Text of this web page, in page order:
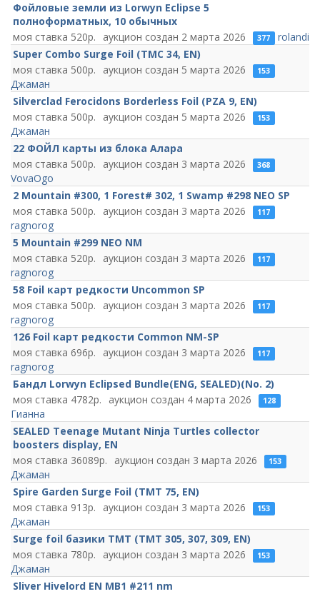
Фойловые земли из Lorwyn Eclipse 5
полноформатных, 10 обычных
520
2 марта 2026 377
rolandi
Super Combo Surge Foil (TMC 34, EN)
500
5 марта 2026 153
Джаман
Silverclad Ferocidons Borderless Foil (PZA 9, EN)
500
5 марта 2026 153
Джаман
22 ФОЙЛ карты из блока Алара
500
3 марта 2026 368
VovaOgo
2 Mountain #300, 1 Forest# 302, 1 Swamp #298 NEO SP
500
3 марта 2026 117
ragnorog
5 Mountain #299 NEO NM
520
3 марта 2026 117
ragnorog
58 Foil карт редкости Uncommon SP
500
3 марта 2026 117
ragnorog
126 Foil карт редкости Common NM-SP
696
3 марта 2026 117
ragnorog
Бандл Lorwyn Eclipsed Bundle(ENG, SEALED)(No. 2)
4782
4 марта 2026 128
Гианна
SEALED Teenage Mutant Ninja Turtles collector
boosters display, EN
36089
3 марта 2026 153
Джаман
Spire Garden Surge Foil (TMT 75, EN)
913
3 марта 2026 153
Джаман
Surge foil базики TMT (TMT 305, 307, 309, EN)
780
3 марта 2026 153
Джаман
Sliver Hivelord EN MB1 #211 nm